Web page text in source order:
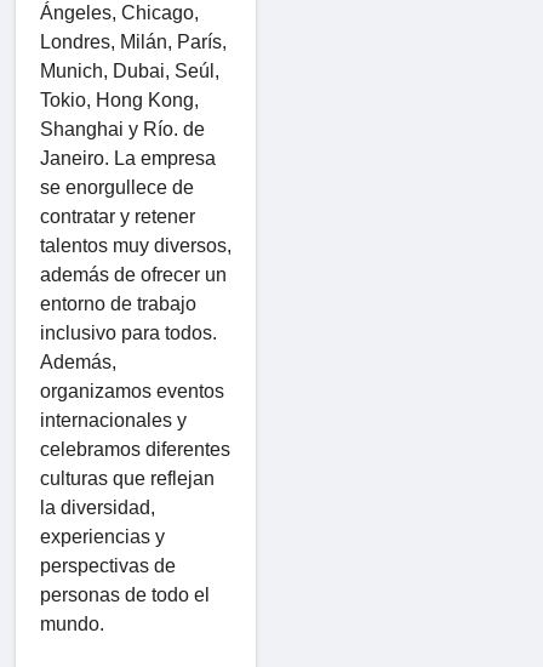
Ángeles, Chicago,
Londres, Milán, París,
Munich, Dubai, Seúl,
Tokio, Hong Kong,
Shanghai y Río. de
Janeiro. La empresa
se enorgullece de
contratar y retener
talentos muy diversos,
además de ofrecer un
entorno de trabajo
inclusivo para todos.
Además,
organizamos eventos
internacionales y
celebramos diferentes
culturas que reflejan
la diversidad,
experiencias y
perspectivas de
personas de todo el
mundo.